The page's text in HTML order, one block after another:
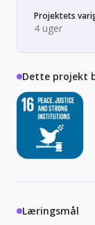
Projektets
4 uger
Dette projekt
Læringsmål